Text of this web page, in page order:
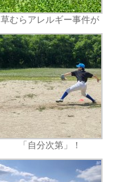
草むらアレルギー事件が
「自分次第」！